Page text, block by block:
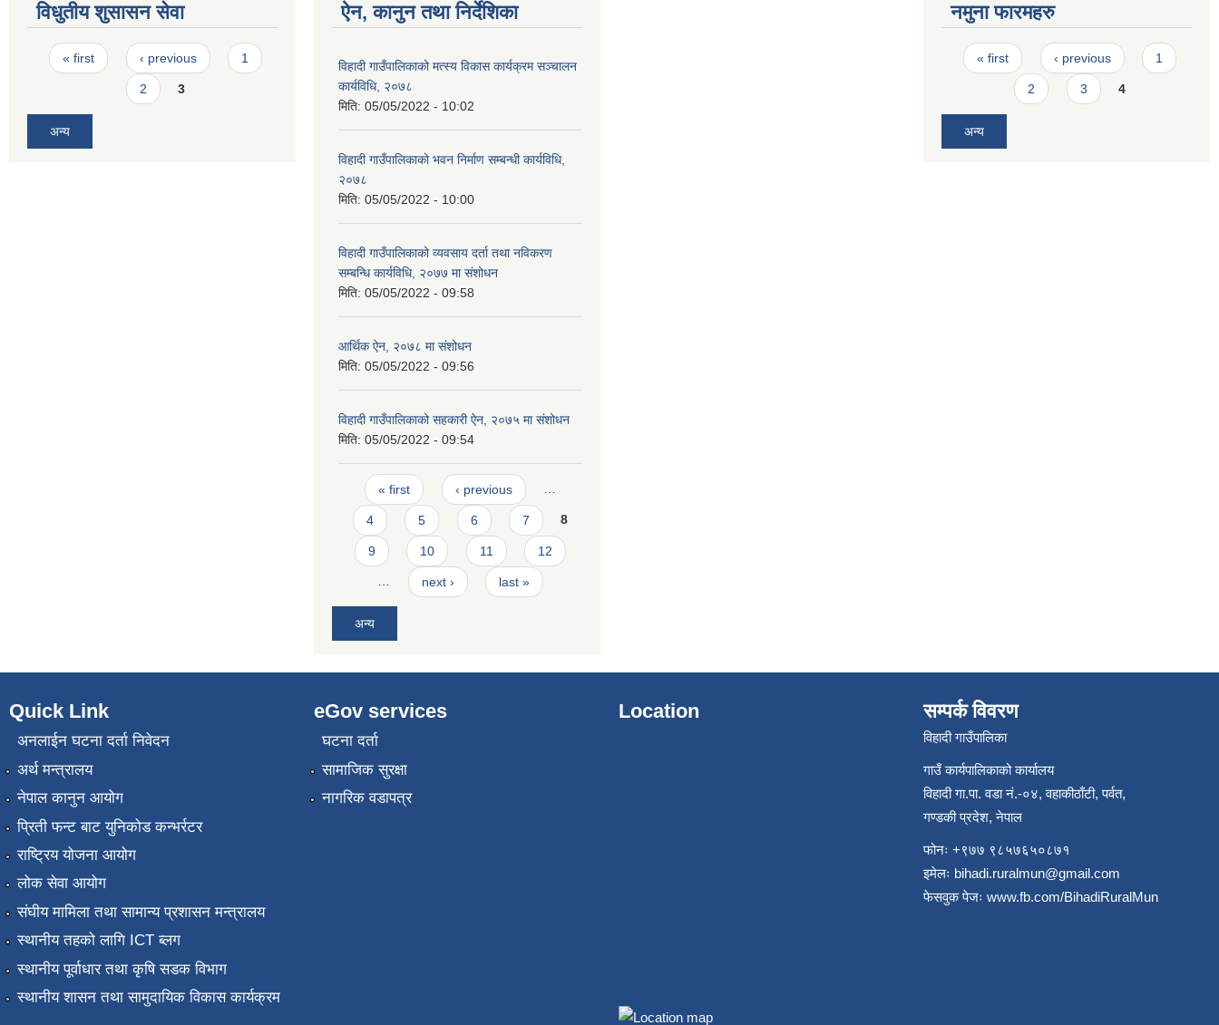
विधुतीय शुसासन सेवा
Pages
« first ‹ previous 1
2 3
अन्य
ऐन, कानुन तथा निर्देशिका
विहादी गाउँपालिकाको मत्स्य विकास कार्यक्रम सञ्चालन
कार्यविधि, २०७८
मिति: 05/05/2022 - 10:02
विहादी गाउँपालिकाको भवन निर्माण सम्बन्धी कार्यविधि,
२०७८
मिति: 05/05/2022 - 10:00
विहादी गाउँपालिकाको व्यवसाय दर्ता तथा नविकरण
सम्बन्धि कार्यविधि, २०७७ मा संशोधन
मिति: 05/05/2022 - 09:58
आर्थिक ऐन, २०७८ मा संशोधन
मिति: 05/05/2022 - 09:56
विहादी गाउँपालिकाको सहकारी ऐन, २०७५ मा संशोधन
मिति: 05/05/2022 - 09:54
Pages
« first ‹ previous …
4 5 6 7 8
9 10 11 12
… next › last »
अन्य
नमुना फारमहरु
Pages
« first ‹ previous 1
2 3 4
अन्य
Quick Link
अनलाईन घटना दर्ता निवेदन
अर्थ मन्त्रालय
नेपाल कानुन आयोग
प्रिती फन्ट बाट युनिकोड कन्भर्रटर
राष्ट्रिय योजना आयोग
लोक सेवा आयोग
संघीय मामिला तथा सामान्य प्रशासन मन्त्रालय
स्थानीय तहको लागि ICT ब्लग
स्थानीय पूर्वाधार तथा कृषि सडक विभाग
स्थानीय शासन तथा सामुदायिक विकास कार्यक्रम
eGov services
घटना दर्ता
सामाजिक सुरक्षा
नागरिक वडापत्र
Location सम्पर्क विवरण
विहादी गाउँपालिका
गाउँ कार्यपालिकाको कार्यालय
विहादी गा.पा. वडा नं.-०४, वहाकीठाँटी, पर्वत,
गण्डकी प्रदेश, नेपाल
फोनः +९७७ ९८५७६५०८७१
इमेलः bihadi.ruralmun@gmail.com
फेसवुक पेजः www.fb.com/BihadiRuralMun